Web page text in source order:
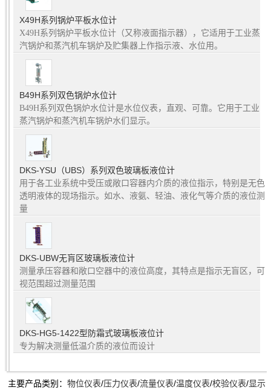
X49H系列锅炉平板水位计
X49H系列锅炉平板水位计（又称液面指示器），它适用于工业蒸
汽锅炉和蒸汽机车锅炉及贮集器上作指示液、水位用。
B49H系列双色锅炉水位计
B49H系列双色锅炉水位计是水位仪表，直观、可靠。它用于工业
蒸汽锅炉和蒸汽机车锅炉水们显示。
DKS-YSU（UBS）系列双色玻璃板液位计
用于各工业系统中受压或敞口容器内介质的液位指示，特别是无色
透明液体的现场指示。如水、液氨、轻油、液化气等介质的液位测
量
DKS-UBW无肓区玻璃板液位计
测量承压容器和敞口空器中的液位高度，其特点是指示无盲区，可
视范围超过测量范围
DKS-HG5-1422型防霜式玻璃板液位计
专为解决测量低温介质的液位而设计
主要产品类别： 物位仪表/压力仪表/流量仪表/温度仪表/校验仪表/显示